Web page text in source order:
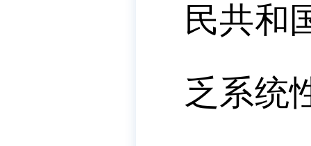
民共和
乏系统